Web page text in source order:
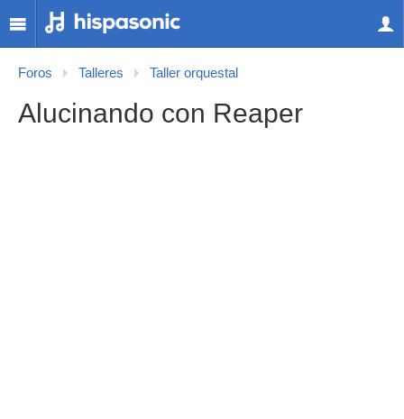
Foros Talleres Taller orquestal
Alucinando con Reaper